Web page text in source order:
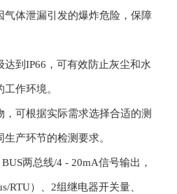
气体泄漏引发的爆炸危险，保障
达到IP66，可有效防止灰尘和水
作环境。
，可根据实际需求选择合适的测
产环节的检测要求。
两总线/4 - 20mA信号输出，
RTU）、2组继电器开关量、